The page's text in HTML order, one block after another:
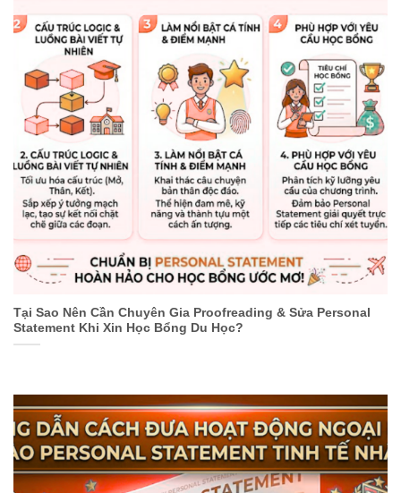
Tại Sao Nên Cần Chuyên Gia Proofreading & Sửa Personal
Statement Khi Xin Học Bổng Du Học?